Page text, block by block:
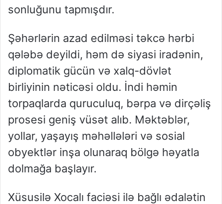
sonluğunu tapmışdır.
Şəhərlərin azad edilməsi təkcə hərbi
qələbə deyildi, həm də siyasi iradənin,
diplomatik gücün və xalq-dövlət
birliyinin nəticəsi oldu. İndi həmin
torpaqlarda quruculuq, bərpa və dirçəliş
prosesi geniş vüsət alıb. Məktəblər,
yollar, yaşayış məhəllələri və sosial
obyektlər inşa olunaraq bölgə həyatla
dolmağa başlayır.
Xüsusilə Xocalı faciəsi ilə bağlı ədalətin